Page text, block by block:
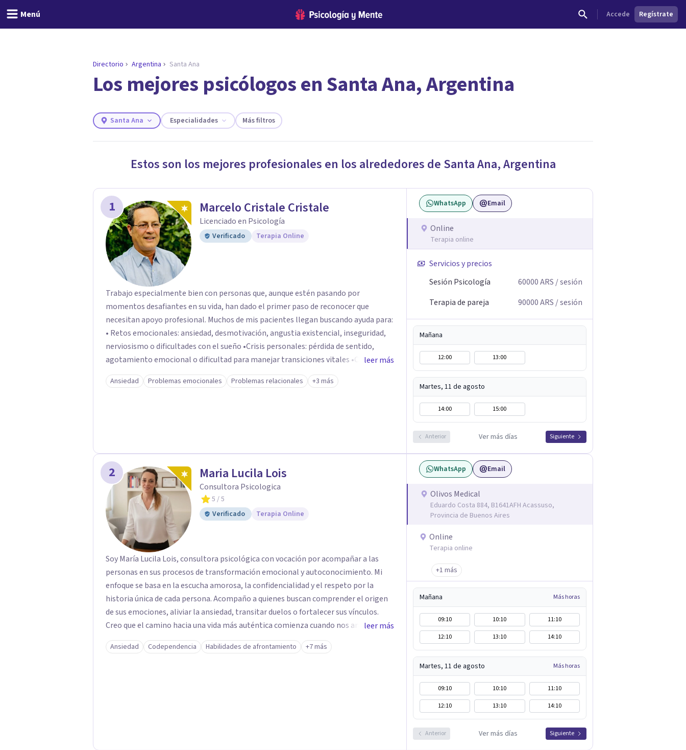
Menú Accede Regístrate
ENCONTRAR MI TERAPEUTA
¿Necesitas ayuda para encontrar el psicólogo adecuado?
Responder cuestionario
Directorio Argentina Santa Ana
Los mejores psicólogos en Santa Ana, Argentina
Santa Ana Especialidades Más filtros
Estos son los mejores profesionales en los alrededores de Santa Ana,Argentina
1 Marcelo Cristale Cristale
Licenciado en Psicología
Verificado Terapia Online
Trabajo especialmente bien con personas que, aunque estén pasando por
momentos desafiantes en su vida, han dado el primer paso de reconocer que
necesitan apoyo profesional. Muchos de mis pacientes llegan buscando ayuda para:
• Retos emocionales: ansiedad, desmotivación, angustia existencial, inseguridad,
nerviosismo o dificultades con el sueño •Crisis personales: pérdida de sentido,
agotamiento emocional o dificultad para manejar transiciones vitales •Conflictos
relacionales: problemas de pareja, tensiones familiares, desafíos laborales o
dificultades en dinámicas sociales.
leer más
Ansiedad Problemas emocionales Problemas relacionales +3 más
WhatsApp Email
Online
Terapia online
Servicios y precios
Sesión Psicología
60000ARS / sesión
Terapia de pareja
90000ARS / sesión
Mañana
12:00 13:00
Martes, 11 de agosto
14:00 15:00
Anterior Ver más días Siguiente
2 Maria Lucila Lois
Consultora Psicologica
5 / 5
Verificado
Terapia Online
Soy María Lucila Lois, consultora psicológica con vocación por acompañar a las
personas en sus procesos de transformación emocional y autoconocimiento. Mi
enfoque se basa en la escucha amorosa, la confidencialidad y el respeto por la
historia única de cada persona. Acompaño a quienes buscan comprender el origen
de sus emociones, aliviar la ansiedad, transitar duelos o fortalecer sus vínculos.
Creo que el camino hacia una vida más auténtica comienza cuando nos animamos a
mirar hacia adentro y a reconocer las raíces de lo que sentimos.
leer más
Ansiedad Codependencia Habilidades de afrontamiento +7 más
WhatsApp Email
Olivos Medical
Eduardo Costa 884, B1641AFH Acassuso,
Provincia de Buenos Aires
Online
Terapia online
+1 más
Mañana Más horas
09:10 10:10
11:10
12:10
13:10 14:10
Martes, 11 de agosto Más horas
09:10 10:10
11:10
12:10
13:10 14:10
Anterior Ver más días Siguiente